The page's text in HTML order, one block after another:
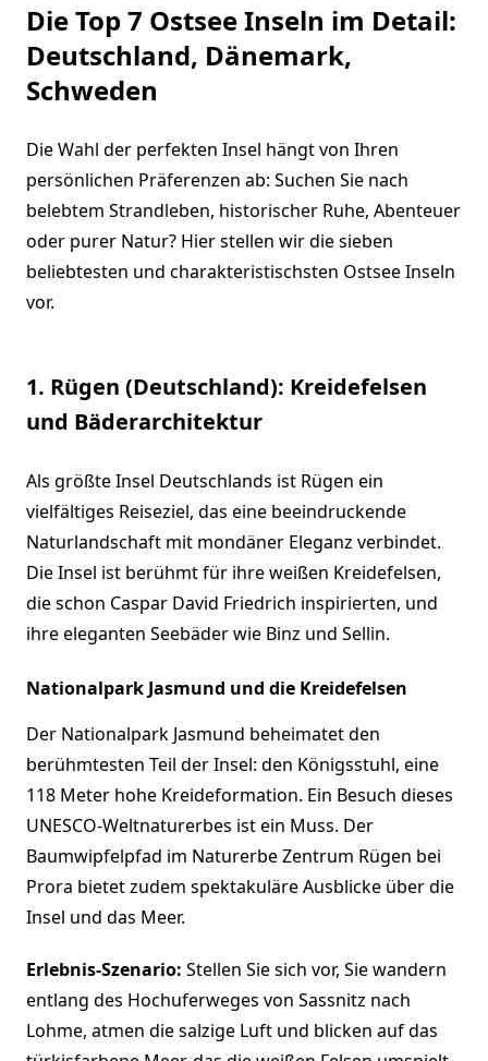
Die Top 7 Ostsee Inseln im Detail:
Deutschland, Dänemark,
Schweden
Die Wahl der perfekten Insel hängt von Ihren
persönlichen Präferenzen ab: Suchen Sie nach
belebtem Strandleben, historischer Ruhe, Abenteuer
oder purer Natur? Hier stellen wir die sieben
beliebtesten und charakteristischsten Ostsee Inseln
vor.
1. Rügen (Deutschland): Kreidefelsen
und Bäderarchitektur
Als größte Insel Deutschlands ist Rügen ein
vielfältiges Reiseziel, das eine beeindruckende
Naturlandschaft mit mondäner Eleganz verbindet.
Die Insel ist berühmt für ihre weißen Kreidefelsen,
die schon Caspar David Friedrich inspirierten, und
ihre eleganten Seebäder wie Binz und Sellin.
Nationalpark Jasmund und die Kreidefelsen
Der Nationalpark Jasmund beheimatet den
berühmtesten Teil der Insel: den Königsstuhl, eine
118 Meter hohe Kreideformation. Ein Besuch dieses
UNESCO-Weltnaturerbes ist ein Muss. Der
Baumwipfelpfad im Naturerbe Zentrum Rügen bei
Prora bietet zudem spektakuläre Ausblicke über die
Insel und das Meer.
Erlebnis-Szenario: Stellen Sie sich vor, Sie wandern
entlang des Hochuferweges von Sassnitz nach
Lohme, atmen die salzige Luft und blicken auf das